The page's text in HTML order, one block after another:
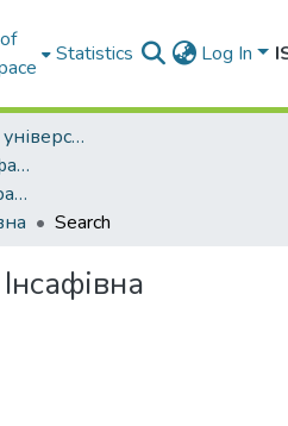
Statistics Log In
Праці науковців університету
Соціально-правовий факультет
Кафедра трудового права та права соціального забезпечення
Search